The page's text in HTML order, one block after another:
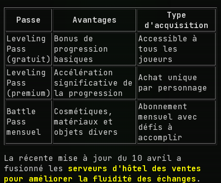
Passe Avantages
Type
d'acquisition
Leveling
Pass
(gratuit)
Bonus de
progression
basiques
Accessible à
tous les
joueurs
Leveling
Pass
(premium)
Accélération
significative de
la progression
Achat unique
par personnage
Battle
Pass
mensuel
Cosmétiques,
matériaux et
objets divers
Abonnement
mensuel avec
défis à
accomplir
La récente mise à jour du 10 avril a
fusionné les serveurs d'hôtel des ventes
pour améliorer la fluidité des échanges .